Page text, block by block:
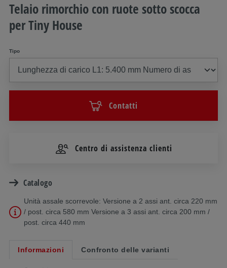
Telaio rimorchio con ruote sotto scocca
per Tiny House
Tipo
Contatti
Centro di assistenza clienti
Catalogo
Unità assale scorrevole: Versione a 2 assi ant. circa 220 mm
/ post. circa 580 mm Versione a 3 assi ant. circa 200 mm /
post. circa 440 mm
Informazioni Confronto delle varianti